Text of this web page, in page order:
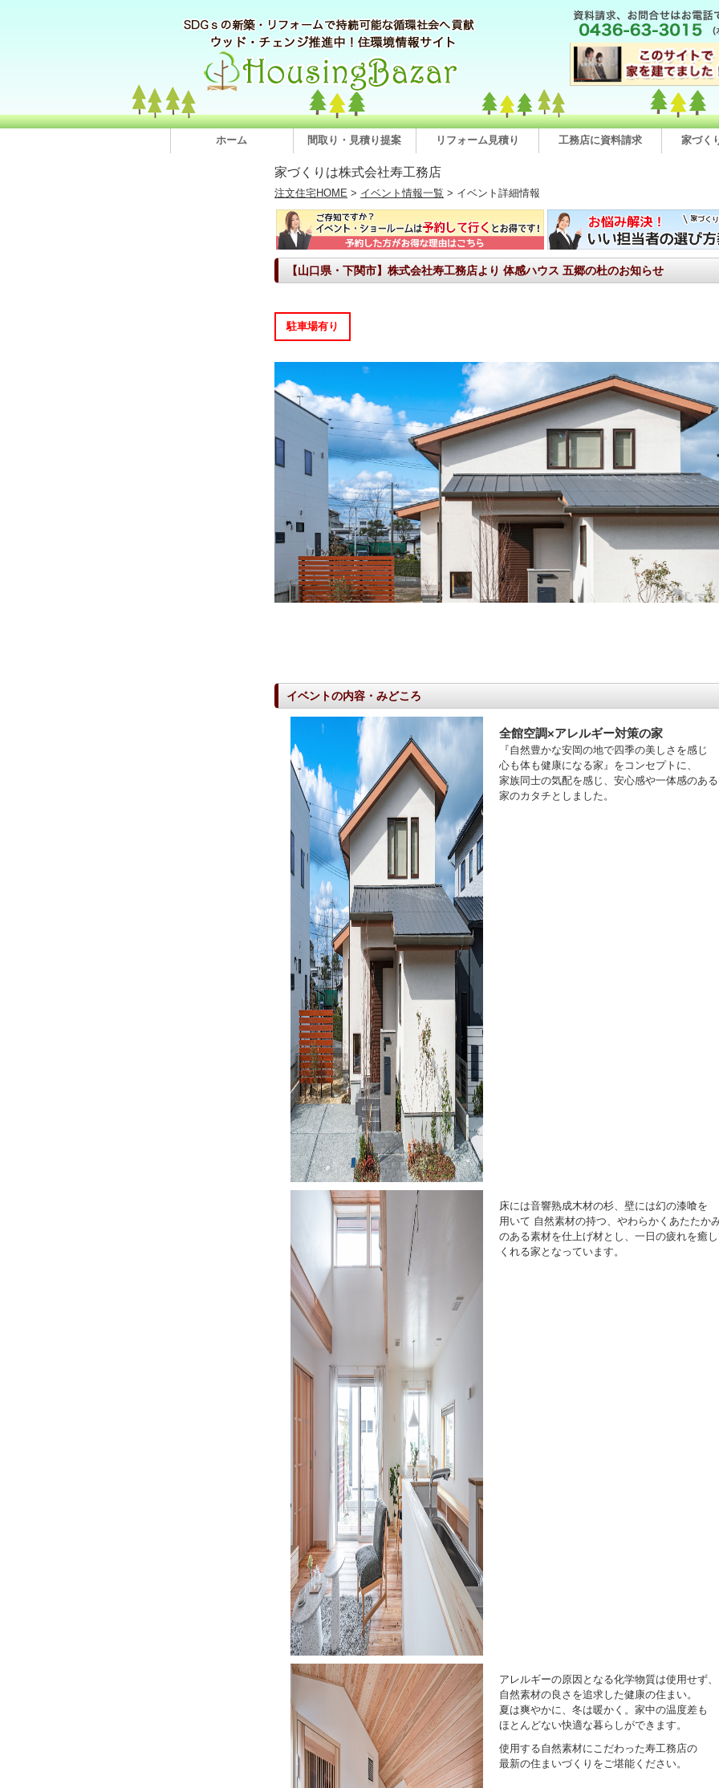
ホーム 間取り・見積り提案 リフォーム見積り 工務店に資料請求 家づく
家づくりは株式会社寿工務店
注文住宅HOME > イベント情報一覧 > イベント詳細情報
【山口県・下関市】株式会社寿工務店より 体感ハウス 五郷の杜のお知らせ
駐車場有り
イベントの内容・みどころ
全館空調×アレルギー対策の家
『自然豊かな安岡の地で四季の美しさを感じ
心も体も健康になる家』をコンセプトに、
家族同士の気配を感じ、安心感や一体感のある
家のカタチとしました。
床には音響熟成木材の杉、壁には幻の漆喰を
用いて 自然素材の持つ、やわらかくあたたか
のある素材を仕上げ材とし、一日の疲れを癒
くれる家となっています。
アレルギーの原因となる化学物質は使用せず、
自然素材の良さを追求した健康の住まい。
夏は爽やかに、冬は暖かく。家中の温度差も
ほとんどない快適な暮らしができます。
使用する自然素材にこだわった寿工務店の
最新の住まいづくりをご堪能ください。